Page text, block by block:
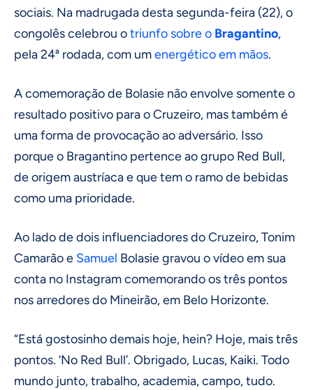
sociais. Na madrugada desta segunda-feira (22), o
congolês celebrou otriunfo sobre o Bragantino,
pela 24ª rodada, com umenergético em mãos.
A comemoração de Bolasie não envolve somente o
resultado positivo para o Cruzeiro, mas também é
uma forma de provocação ao adversário. Isso
porque o Bragantino pertence ao grupo Red Bull,
de origem austríaca e que tem o ramo de bebidas
como uma prioridade.
Ao lado de dois influenciadores do Cruzeiro, Tonim
Camarão e Samuel Bolasie gravou o vídeo em sua
conta no Instagram comemorando os três pontos
nos arredores do Mineirão, em Belo Horizonte.
“Está gostosinho demais hoje, hein? Hoje, mais três
pontos. ‘No Red Bull’. Obrigado, Lucas, Kaiki. Todo
mundo junto, trabalho, academia, campo, tudo.